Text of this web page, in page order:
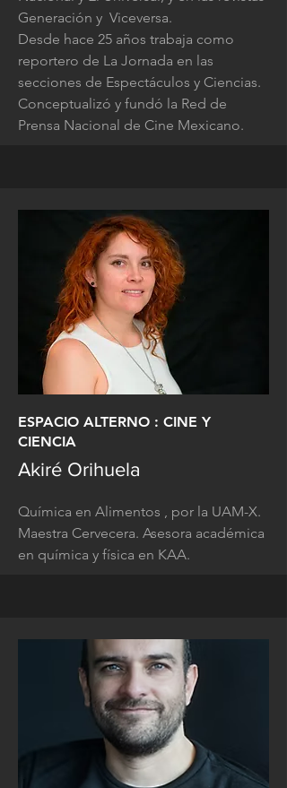
Generación y Viceversa.
Desde hace 25 años trabaja como
reportero de La Jornada en las
secciones de Espectáculos y Ciencias.
Conceptualizó y fundó la Red de
Prensa Nacional de Cine Mexicano.
ESPACIO ALTERNO : CINE Y
CIENCIA
Akiré Orihuela
Química en Alimentos , por la UAM-X.
Maestra Cervecera. Asesora académica
en química y física en KAA.